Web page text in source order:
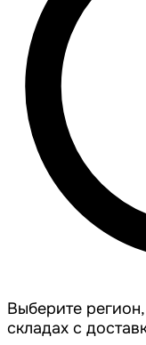
Выберите
складах с